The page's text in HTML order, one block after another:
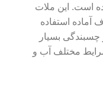
است. این ملات
استفاده
بسیار
مختلف آب و